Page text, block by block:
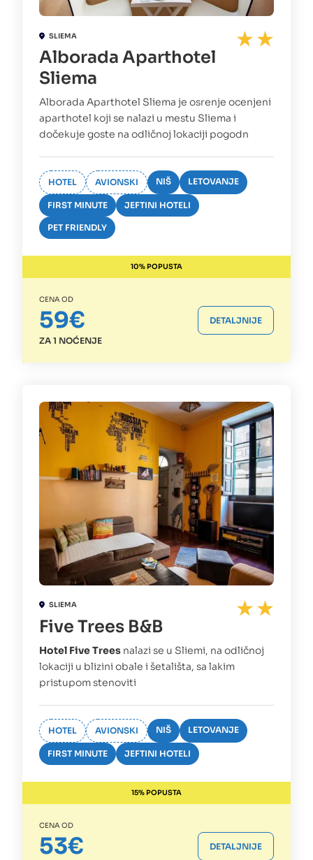
SLIEMA
Alborada Aparthotel
Sliema
Alborada Aparthotel Sliema je osrenje ocenjeni
aparthotel koji se nalazi u mestu Sliema i
dočekuje goste na odličnoj lokaciji pogodn
HOTEL AVIONSKI NIŠ LETOVANJE
FIRST MINUTE JEFTINI HOTELI
PET FRIENDLY
10% POPUSTA
CENA OD
59€
ZA 1 NOĆENJE
DETALJNIJE
SLIEMA
Five Trees B&B
Hotel Five Trees nalazi se u Sliemi, na odličnoj
lokaciji u blizini obale i šetališta, sa lakim
pristupom stenoviti
HOTEL AVIONSKI NIŠ LETOVANJE
FIRST MINUTE JEFTINI HOTELI
15% POPUSTA
CENA OD
53€ DETALJNIJE